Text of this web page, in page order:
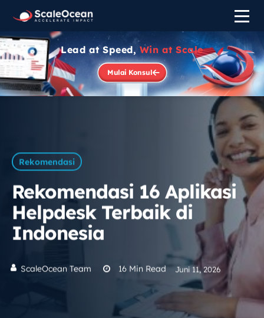
Lead at Speed, Win at Scale
Mulai Konsul
Rekomendasi
Rekomendasi 16 Aplikasi
Helpdesk Terbaik di
Indonesia
ScaleOcean Team 16 Min Read Juni 11, 2026